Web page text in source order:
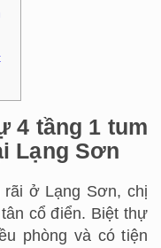
4 tầng 1 tum
Lạng Sơn
rãi ở Lạng Sơn, chị
cổ điển. Biệt thự
phòng và có tiện